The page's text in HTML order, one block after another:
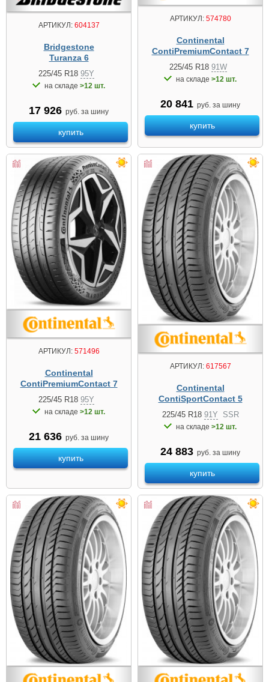
АРТИКУЛ:604137
Bridgestone
Turanza 6
225/45 R18 95Y
на складе >12 шт.
17 926 руб. за шину
купить
АРТИКУЛ:574780
Continental
ContiPremiumContact 7
225/45 R18 91W
на складе >12 шт.
20 841 руб. за шину
купить
АРТИКУЛ:571496
Continental
ContiPremiumContact 7
225/45 R18 95Y
на складе >12 шт.
21 636 руб. за шину
купить
АРТИКУЛ:617567
Continental
ContiSportContact 5
225/45 R18 91Y SSR
на складе >12 шт.
24 883 руб. за шину
купить